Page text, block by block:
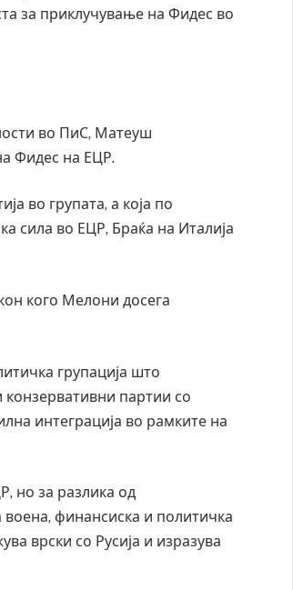
за приклучување на Фидес во
во ПиС, Матеуш
Фидес на ЕЦР.
во групата, а која по
сила во ЕЦР, Браќа на Италија
кого Мелони досега
групација што
партии со
интеграција во рамките на
но за разлика од
финансиска и политичка
врски со Русија и изразува
Рачна бомба експлодира пред зграда во
српски град – оштетени автомобили и